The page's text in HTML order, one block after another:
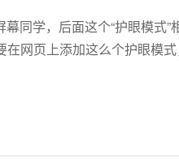
同学，后面这个“护眼模式
网页上添加这么个护眼模